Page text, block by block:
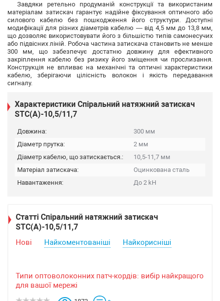
Завдяки ретельно продуманій конструкції та використаним
матеріалам затискач гарантує надійне фіксування оптичного або
силового кабелю без пошкодження його структури. Доступні
модифікації для різних діаметрів кабелю — від 4,5 мм до 13,8 мм,
що дозволяє використовувати його з більшістю типів самонесучих
або підвісних ліній. Робоча частина затискача становить не менше
300 мм, що забезпечує достатню довжину для ефективного
закріплення кабелю без ризику його зміщення чи прослизання.
Конструкція не впливає на механічні та оптичні характеристики
кабелю, зберігаючи цілісність волокон і якість передавання
сигналу.
Характеристики Спіральний натяжний затискач
STC(А)-10,5/11,7
Довжина:
300 мм
Діаметр прутка:
2 мм
Діаметр кабелю, що затискається.:
10,5-11,7 мм
Матеріал затискача:
Оцинкована сталь
Навантаження:
До 2 kH
Статті Спіральний натяжний затискач
STC(А)-10,5/11,7
Нові Найкоментованіші Найкорисніші
Типи оптоволоконних патч-кордів: вибір найкращого
для вашої мережі